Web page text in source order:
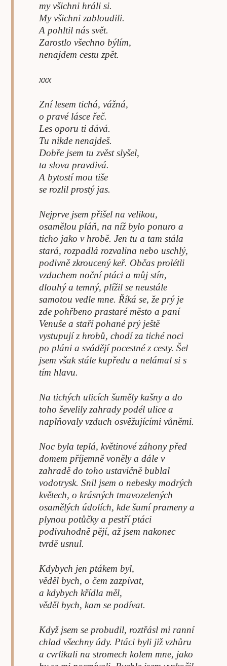
my všichni hráli si.
My všichni zabloudili.
A pohltil nás svět.
Zarostlo všechno býlím,
nenajdem cestu zpět.
xxx
Zní lesem tichá, vážná,
o pravé lásce řeč.
Les oporu ti dává.
Tu nikde nenajdeš.
Dobře jsem tu zvěst slyšel,
ta slova pravdivá.
A bytostí mou tiše
se rozlil prostý jas.
Nejprve jsem přišel na velikou,
osamělou pláň, na níž bylo ponuro a
ticho jako v hrobě. Jen tu a tam stála
stará, rozpadlá rozvalina nebo uschlý,
podivně zkroucený keř. Občas prolétli
vzduchem noční ptáci a můj stín,
dlouhý a temný, plížil se neustále
samotou vedle mne. Říká se, že prý je
zde pohřbeno prastaré město a paní
Venuše a staří pohané prý ještě
vystupují z hrobů, chodí za tiché noci
po pláni a svádějí pocestné z cesty. Šel
jsem však stále kupředu a nelámal si s
tím hlavu.
Na tichých ulicích šuměly kašny a do
toho ševelily zahrady podél ulice a
naplňovaly vzduch osvěžujícími vůněmi.
Noc byla teplá, květinové záhony před
domem příjemně voněly a dále v
zahradě do toho ustavičně bublal
vodotrysk. Snil jsem o nebesky modrých
květech, o krásných tmavozelených
osamělých údolích, kde šumí prameny a
plynou potůčky a pestří ptáci
podivuhodně pějí, až jsem nakonec
tvrdě usnul.
Kdybych jen ptákem byl,
věděl bych, o čem zazpívat,
a kdybych křídla měl,
věděl bych, kam se podívat.
Když jsem se probudil, roztřásl mi ranní
chlad všechny údy. Ptáci byli již vzhůru
a cvrlikali na stromech kolem mne, jako